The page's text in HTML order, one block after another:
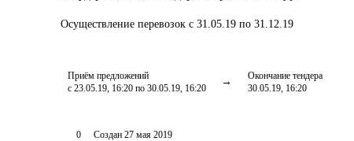
Осуществление перевозок с 31.05.19 по 31.12.19
Приём предложений
с 23.05.19, 16:20 по 30.05.19, 16:20
Окончание тендера
30.05.19, 16:20
0 Создан 27 мая 2019